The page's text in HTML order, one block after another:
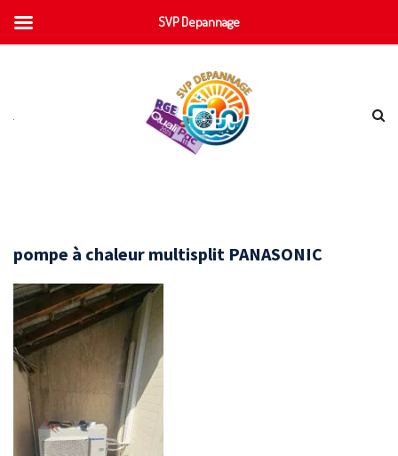
pompe à chaleur multisplit PANASONIC
SVP Depannage